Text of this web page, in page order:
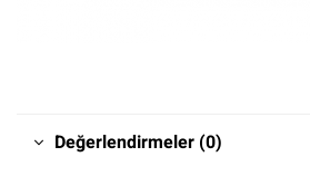
Değerlendirmeler (0)